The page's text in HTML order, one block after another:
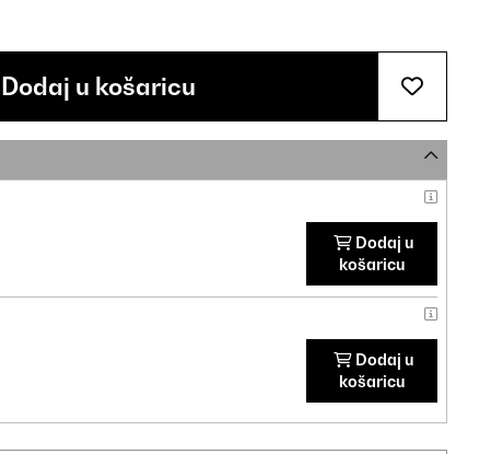
Dodaj u košaricu
Dodaj u
košaricu
Dodaj u
košaricu